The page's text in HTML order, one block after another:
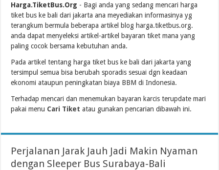
Harga.TiketBus.Org - Bagi anda yang sedang mencari harga
tiket bus ke bali dari jakarta ana meyediakan informasinya yg
terangkum bermula beberapa artikel blog harga.tiketbus.org.
anda dapat menyeleksi artikel-artikel bayaran tiket mana yang
paling cocok bersama kebutuhan anda.
Pada artikel tentang harga tiket bus ke bali dari jakarta yang
tersimpul semua bisa berubah sporadis sesuai dgn keadaan
ekonomi ataupun peningkatan biaya BBM di Indonesia.
Terhadap mencari dan menemukan bayaran karcis terupdate mari
pakai menu Cari Tiket atau gunakan pencarian dibawah ini.
Perjalanan Jarak Jauh Jadi Makin Nyaman
dengan Sleeper Bus Surabaya-Bali